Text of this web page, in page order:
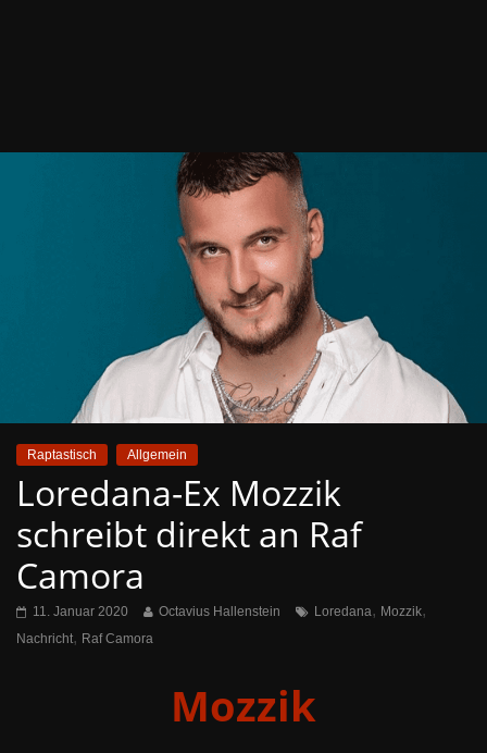
Raptastisch Allgemein
Loredana-Ex Mozzik
schreibt direkt an Raf
Camora
11. Januar 2020 Octavius Hallenstein Loredana, Mozzik,
Nachricht, Raf Camora
Mozzik